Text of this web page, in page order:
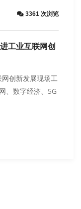
3361 次浏览
工业互联网创
创新发展现场工
、数字经济、5G